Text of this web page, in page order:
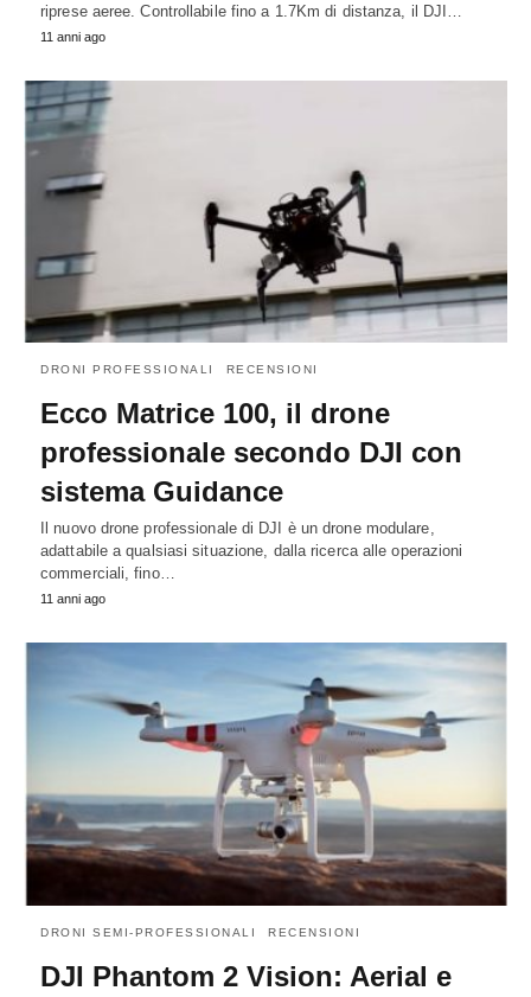
riprese aeree. Controllabile fino a 1.7Km di distanza, il DJI…
11 anni ago
DRONI PROFESSIONALI RECENSIONI
Ecco Matrice 100, il drone
professionale secondo DJI con
sistema Guidance
Il nuovo drone professionale di DJI è un drone modulare,
adattabile a qualsiasi situazione, dalla ricerca alle operazioni
commerciali, fino…
11 anni ago
DRONI SEMI-PROFESSIONALI RECENSIONI
DJI Phantom 2 Vision: Aerial e